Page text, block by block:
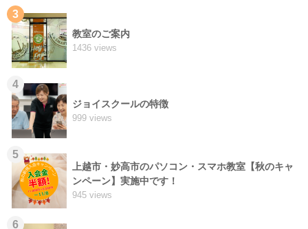
3
教室のご案内
1436 views
4
ジョイスクールの特徴
999 views
5
上越市・妙高市のパソコン・スマホ教室【秋のキャ
ンペーン】実施中です！
945 views
6